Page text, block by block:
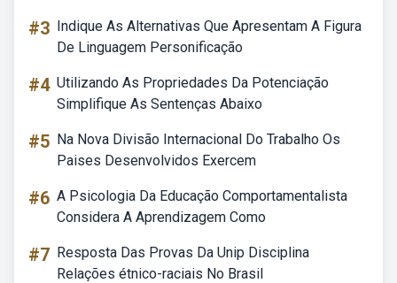
#3 Indique As Alternativas Que Apresentam A Figura
De Linguagem Personificação
#4 Utilizando As Propriedades Da Potenciação
Simplifique As Sentenças Abaixo
#5 Na Nova Divisão Internacional Do Trabalho Os
Paises Desenvolvidos Exercem
#6 A Psicologia Da Educação Comportamentalista
Considera A Aprendizagem Como
#7 Resposta Das Provas Da Unip Disciplina
Relações étnico-raciais No Brasil